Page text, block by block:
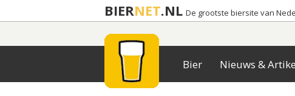
BIERNET.NL De grootste biersite van
Bier Nieuws &